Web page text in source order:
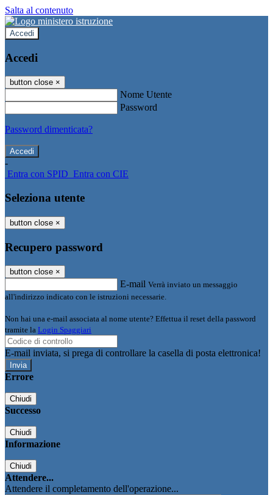
Salta al contenuto
Accedi
Accedi
button close ×
Nome Utente
Password
Password dimenticata?
-
Entra con SPID Entra con CIE
Seleziona utente
button close ×
Recupero password
button close ×
E-mail Verrà inviato un messaggio
all'indirizzo indicato con le istruzioni necessarie.
Non hai una e-mail associata al nome utente? Effettua il reset della password
tramite la Login Spaggiari
E-mail inviata, si prega di controllare la casella di posta elettronica!
Errore
Chiudi
Successo
Chiudi
Informazione
Chiudi
Attendere...
Attendere il completamento dell'operazione...